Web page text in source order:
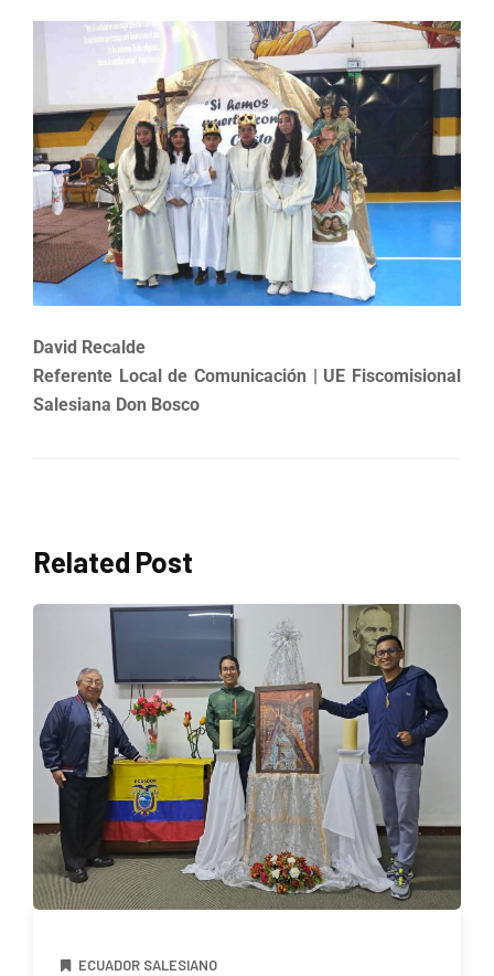
David Recalde
Referente Local de Comunicación | UE Fiscomisional
Salesiana Don Bosco
Related Post
ECUADOR SALESIANO